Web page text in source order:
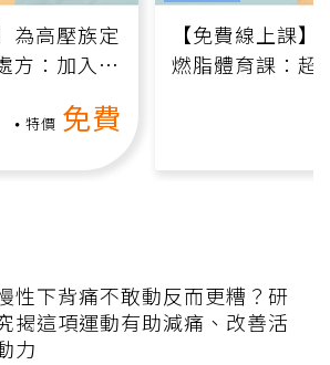
為高壓族定
方：加入行
特價 免費
【免費線上課
燃脂體育課：超
性下背痛不敢動反而更糟？研
揭這項運動有助減痛、改善活
力